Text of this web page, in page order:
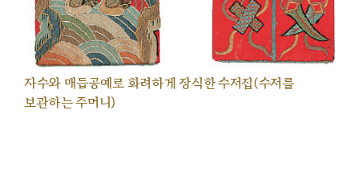
자수와 매듭공예로 화려하게 장식한 수저집(수저를
보관하는 주머니)